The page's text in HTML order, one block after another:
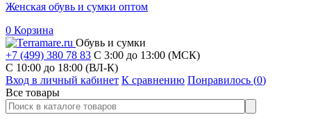
Женская обувь и сумки оптом
0 Корзина
Обувь и сумки
+7 (499) 380 78 83 С 3:00 до 13:00 (МСК)
C 10:00 до 18:00 (ВЛ-К)
Вход в личный кабинет К сравнению Понравилось (0)
Все товары